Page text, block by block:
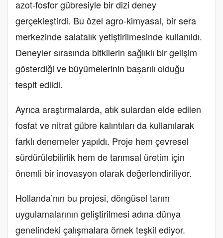
azot-fosfor gübresiyle bir dizi deney
gerçekleştirdi. Bu özel agro-kimyasal, bir sera
merkezinde salatalık yetiştirilmesinde kullanıldı.
Deneyler sırasında bitkilerin sağlıklı bir gelişim
gösterdiği ve büyümelerinin başarılı olduğu
tespit edildi.
Ayrıca araştırmalarda, atık sulardan elde edilen
fosfat ve nitrat gübre kalıntıları da kullanılarak
farklı denemeler yapıldı. Proje hem çevresel
sürdürülebilirlik hem de tarımsal üretim için
önemli bir inovasyon olarak değerlendiriliyor.
Hollanda’nın bu projesi, döngüsel tarım
uygulamalarının geliştirilmesi adına dünya
genelindeki çalışmalara örnek teşkil ediyor.